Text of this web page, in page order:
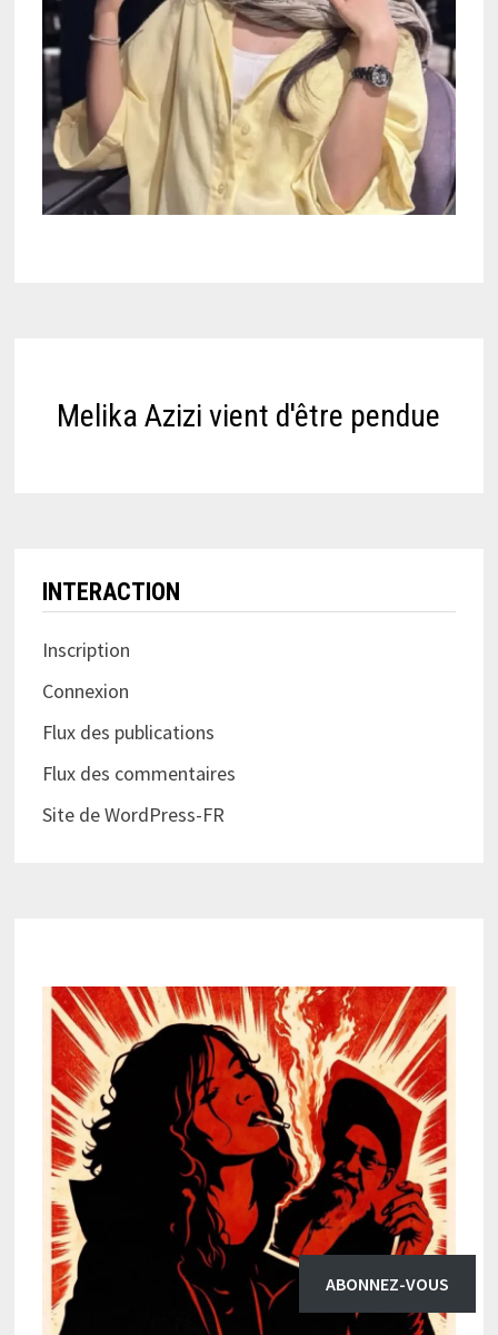
Melika Azizi vient d'être pendue
INTERACTION
Inscription
Connexion
Flux des publications
Flux des commentaires
Site de WordPress-FR
ABONNEZ-VOUS